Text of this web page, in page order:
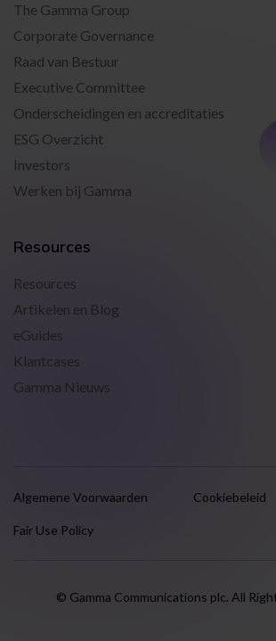
The Gamma Group
Corporate Governance
Raad van Bestuur
Executive Committee
Onderscheidingen en accreditaties
ESG Overzicht
Investors
Werken bij Gamma
Resources
Resources
Artikelen en Blog
eGuides
Klantcases
Gamma Nieuws
Algemene Voorwaarden Cookiebeleid
Fair Use Policy
© Gamma Communications plc. All